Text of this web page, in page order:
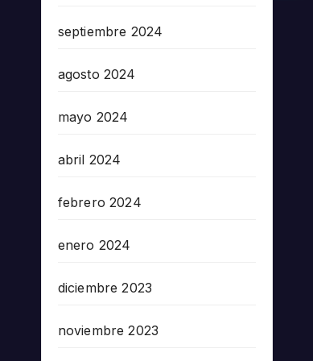
septiembre 2024
agosto 2024
mayo 2024
abril 2024
febrero 2024
enero 2024
diciembre 2023
noviembre 2023